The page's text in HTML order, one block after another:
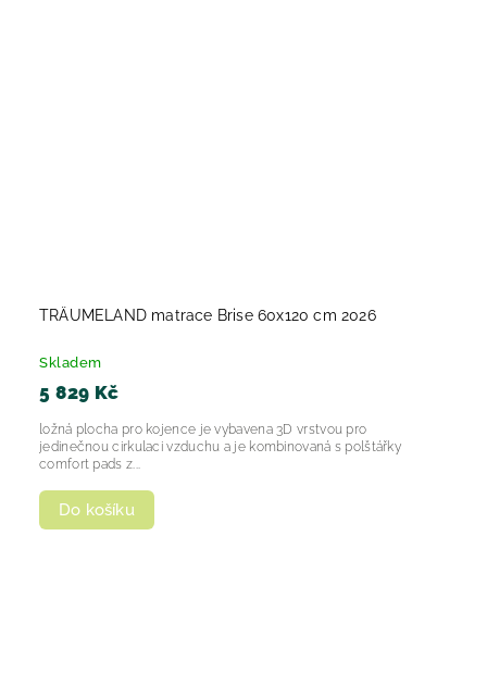
TRÄUMELAND matrace Brise 60x120 cm 2026
Skladem
5 829 Kč
Do košíku
ložná plocha pro kojence je vybavena 3D vrstvou pro
jedinečnou cirkulaci vzduchu a je kombinovaná s polštářky
comfort pads z...